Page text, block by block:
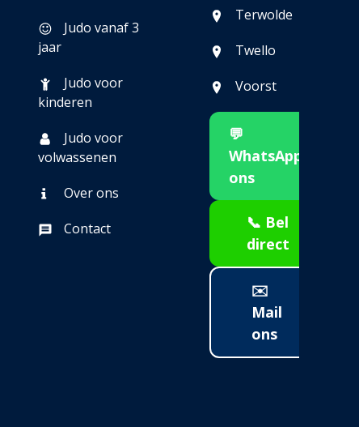
Judo vanaf 3
jaar
Judo voor
kinderen
Judo voor
volwassenen
Over ons
Contact
Terwolde
Twello
Voorst
💬
WhatsApp
ons
📞 Bel
direct
✉️
Mail
ons